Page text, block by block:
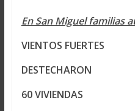
En San Miguel familias
VIENTOS FUERTES
DESTECHARON
60 VIVIENDAS